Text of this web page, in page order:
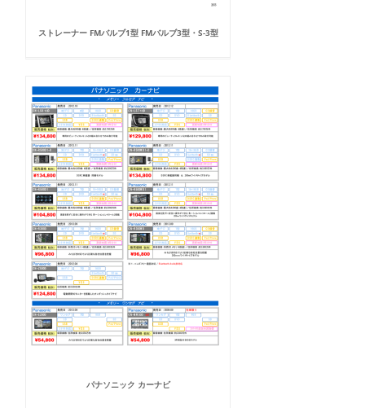
ストレーナー FMバルブ1型 FMバルブ3型・S-3型
パナソニック カーナビ